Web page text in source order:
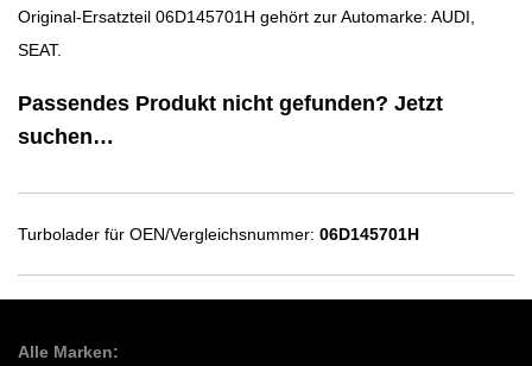
Original-Ersatzteil 06D145701H gehört zur Automarke: AUDI,
SEAT.
Passendes Produkt nicht gefunden? Jetzt
suchen…
Turbolader für OEN/Vergleichsnummer: 06D145701H
Alle Marken: